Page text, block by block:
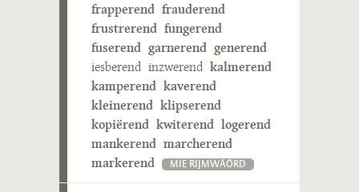
frapperend frauderend
frustrerend fungerend
fuserend garnerend generend
iesberend inzwerend kalmerend
kamperend kaverend
kleinerend klipserend
kopiërend kwiterend logerend
mankerend marcherend
markerend
MIE RIJMWÄÖRD